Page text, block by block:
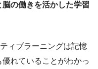
脳の働きを活かした学習
ィブラーニングは記憶
れていることがわかっ